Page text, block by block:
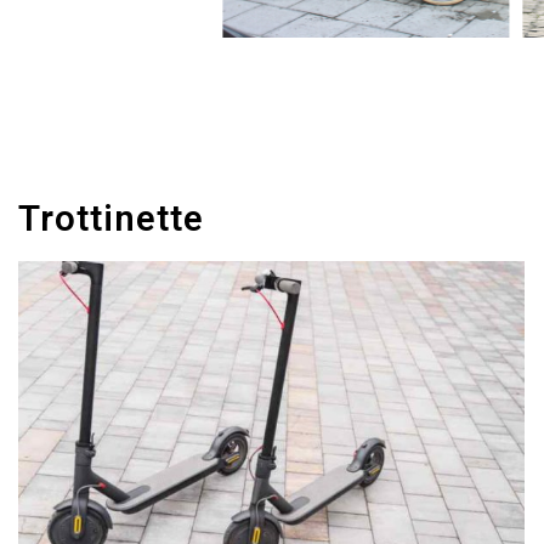
Trottinette